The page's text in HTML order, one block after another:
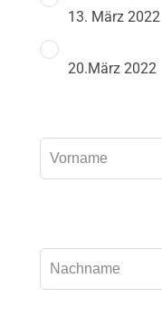
13. März 2022
20.März 2022